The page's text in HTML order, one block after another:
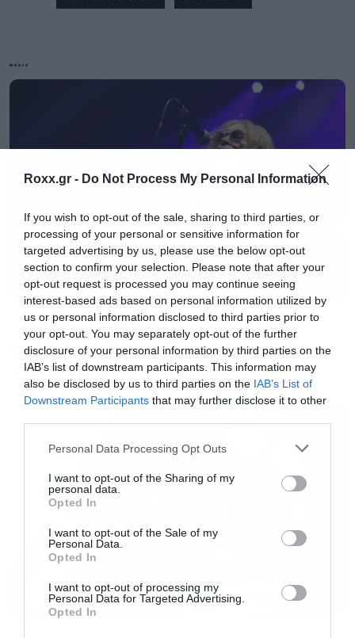
Roxx.gr - Do Not Process My Personal Information
If you wish to opt-out of the sale, sharing to third parties, or
processing of your personal or sensitive information for
targeted advertising by us, please use the below opt-out
section to confirm your selection. Please note that after your
opt-out request is processed you may continue seeing
interest-based ads based on personal information utilized by
us or personal information disclosed to third parties prior to
your opt-out. You may separately opt-out of the further
disclosure of your personal information by third parties on the
IAB’s list of downstream participants. This information may
also be disclosed by us to third parties on the IAB’s List of
Downstream Participants that may further disclose it to other
Please note that this website/app uses one or more Google
not limited to your visit or usage behaviour. You may click to
grant or deny consent to Google and its third-party tags to
use your data for below specified purposes in below Google
consent section.
Personal Data Processing Opt Outs
I want to opt-out of the Sharing of my
personal data.
Opted In
I want to opt-out of the Sale of my
Personal Data.
Opted In
I want to opt-out of processing my
Personal Data for Targeted Advertising.
Opted In
Δείτε λοιπόν τον frontman τον Metallica να
χρόνου το καλοκαίρι να έρθει με τους
υπόλοιπους.
Ακούστε εδώ ζωντανά το Roxx
MUSIC
Music
Ο Glenn Hughes αποσύρθηκε
από τις ζωντανές εμφανίσεις